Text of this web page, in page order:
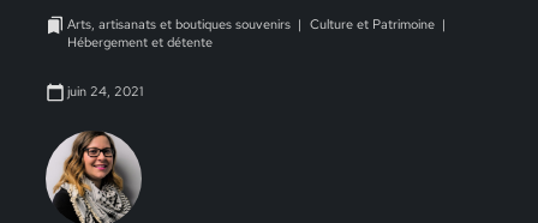
Arts, artisanats et boutiques souvenirs
Culture et Patrimoine
Hébergement et détente
juin 24, 2021